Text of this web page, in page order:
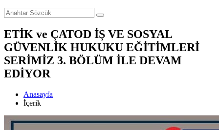
ETİK ve ÇATOD İŞ VE SOSYAL
GÜVENLİK HUKUKU EĞİTİMLERİ
SERİMİZ 3. BÖLÜM İLE DEVAM
EDİYOR
Anasayfa
İçerik